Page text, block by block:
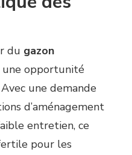
du gazon
une opportunité
une demande
d’aménagement
entretien, ce
pour les